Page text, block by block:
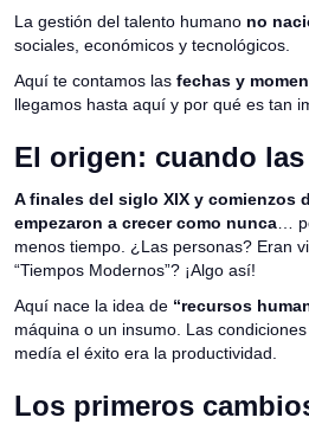
La gestión del talento humano no
sociales, económicos y tecnológicos.
Aquí te contamos las fechas y
llegamos hasta aquí y por qué es tan
El origen: cuando
A finales del siglo XIX y comienzos
empezaron a crecer como nunca …
menos tiempo. ¿Las personas? Eran
“Tiempos Modernos”? ¡Algo así!
Aquí nace la idea de “recursos
máquina o un insumo. Las
medía el éxito era la productividad.
Los primeros